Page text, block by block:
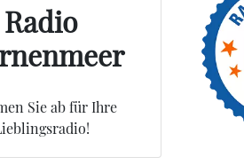
Radio
Sie ab für Ihre